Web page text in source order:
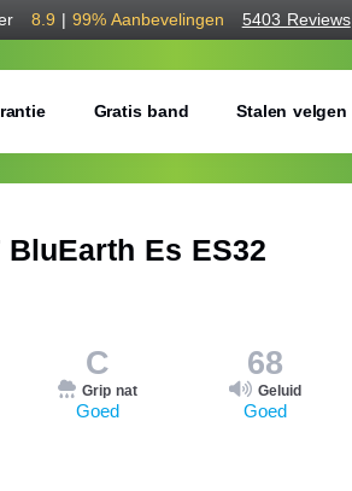
8.9 | 99% Aanbevelingen 5403 Reviews
Gratis band Stalen velgen
BluEarth Es ES32
C
Grip nat
Goed
68
Geluid
Goed